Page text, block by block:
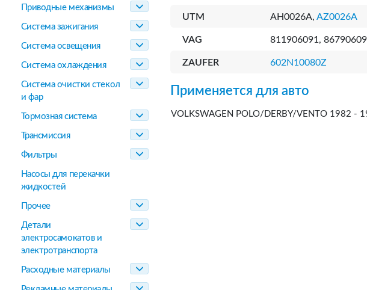
Приводные механизмы
Система зажигания
Система освещения
Система охлаждения
Система очистки стекол
и фар
Тормозная система
Трансмиссия
Фильтры
Насосы для перекачки
жидкостей
Прочее
Детали
электросамокатов и
электротранспорта
Расходные материалы
UTM AH0026A, AZ0026A
VAG 811906091,
ZAUFER 602N10080Z
Применяется для авто
VOLKSWAGEN POLO/DERBY/VENTO 1982 -